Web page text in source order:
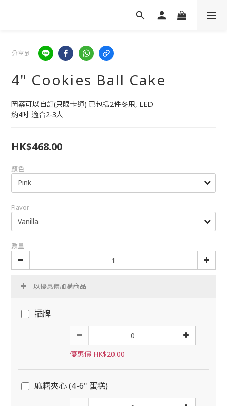
分享到
4" Cookies Ball Cake
圖案可以自訂(只限卡通) 已包括2件冬甩, LED
約4吋 適合2-3人
HK$468.00
顏色
Flavor
數量
以優惠價加購商品
插牌
優惠價 HK$20.00
麻糬夾心 (4-6" 蛋糕)